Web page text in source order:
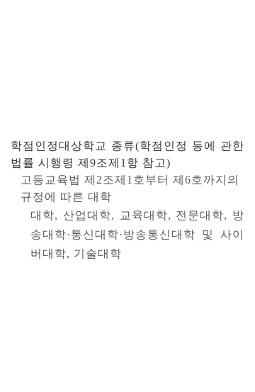
학점인정대상학교 종류(학점인정 등에 관한
법률 시행령 제9조제1항 참고)
고등교육법 제2조제1호부터 제6호까지의
규정에 따른 대학
대학, 산업대학, 교육대학, 전문대학, 방
송대학·통신대학·방송통신대학 및 사이
버대학, 기술대학